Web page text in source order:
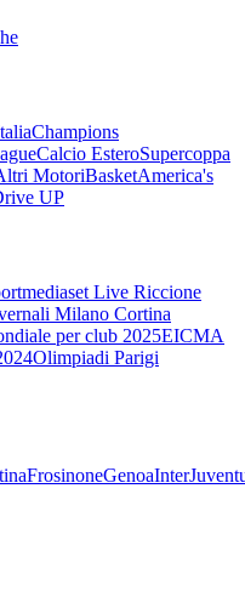
Champions
Calcio EsteroSupercoppa
MotoriBasketAmerica's
UP
Live Riccione
Milano Cortina
per club 2025EICMA
Olimpiadi Parigi
FrosinoneGenoaInter